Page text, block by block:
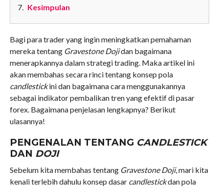
Kesimpulan
Bagi para trader yang ingin meningkatkan pemahaman
mereka tentang Gravestone Dojidan bagaimana
menerapkannya dalam strategi trading. Maka artikel ini
akan membahas secara rinci tentang konsep pola
candlestickini dan bagaimana cara menggunakannya
sebagai indikator pembalikan tren yang efektif di pasar
forex. Bagaimana penjelasan lengkapnya? Berikut
ulasannya!
PENGENALAN TENTANG CANDLESTICK
DAN DOJI
Sebelum kita membahas tentang Gravestone Doji, mari kita
kenali terlebih dahulu konsep dasar candlestickdan pola